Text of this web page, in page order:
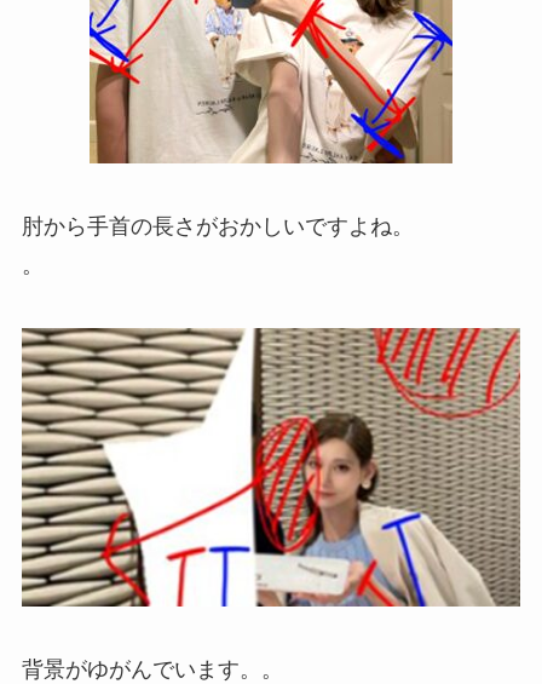
肘から手首の長さがおかしいですよね。
。
背景がゆがんでいます。。